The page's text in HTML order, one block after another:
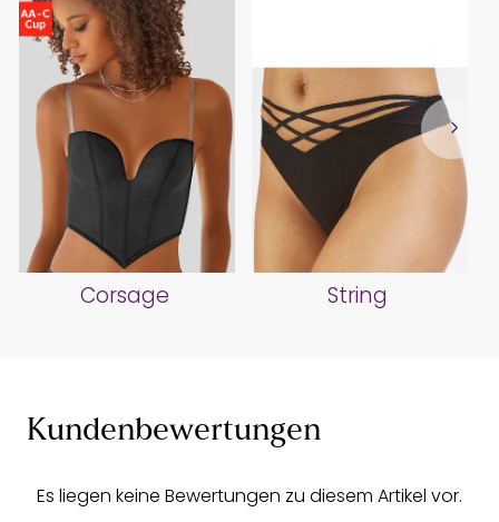
Corsage String
Kundenbewertungen
Es liegen keine Bewertungen zu diesem Artikel vor.